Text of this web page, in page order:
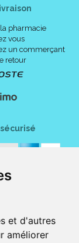
et d'autres
améliorer
pharmacie
vous
un commerçant
retour
certifiée ISO
du centre